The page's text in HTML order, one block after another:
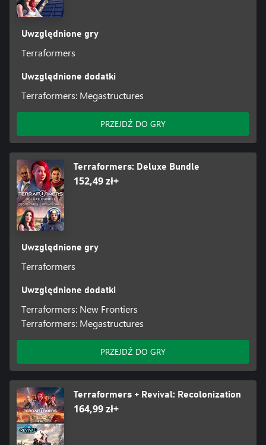
Uwzględnione gry
Terraformers
Uwzględnione dodatki
Terraformers: Megastructures
PRZEJDŹ DO GRY
Terraformers: Deluxe Bundle
152,49 zł+
Uwzględnione gry
Terraformers
Uwzględnione dodatki
Terraformers: New Frontiers
Terraformers: Megastructures
PRZEJDŹ DO GRY
Terraformers + Revival: Recolonization
164,99 zł+